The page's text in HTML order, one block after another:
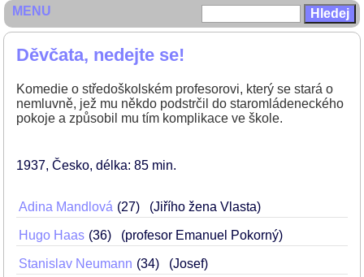
Děvčata, nedejte se!
Komedie o středoškolském profesorovi, který se stará o
nemluvně, jež mu někdo podstrčil do staromládeneckého
pokoje a způsobil mu tím komplikace ve škole.
1937 Česko délka: 85 min
Adina Mandlová 27 (Jiřího žena Vlasta)
Hugo Haas 36 (profesor Emanuel Pokorný)
Stanislav Neumann 34 (Josef)
MENU